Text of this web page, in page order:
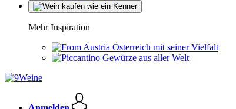
Mehr Inspiration
Österreich mit seiner Vielfalt
Gewürze aus aller Welt